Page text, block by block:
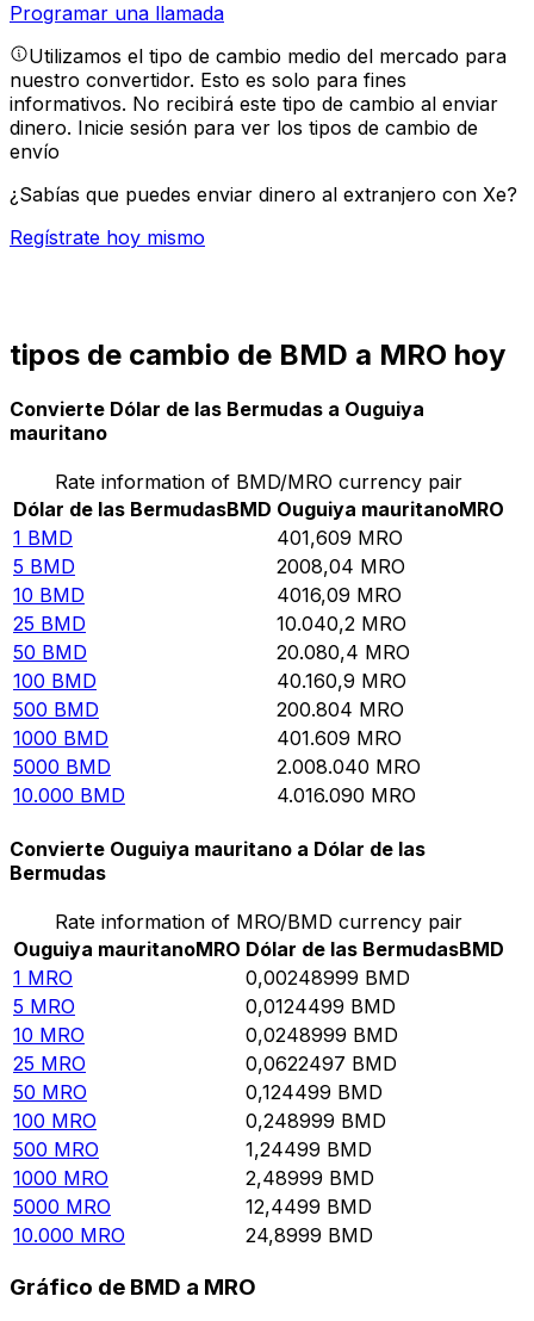
Programar una llamada
Utilizamos el tipo de cambio medio del mercado para
nuestro convertidor. Esto es solo para fines
informativos. No recibirá este tipo de cambio al enviar
dinero. Inicie sesión para ver los tipos de cambio de
envío
¿Sabías que puedes enviar dinero al extranjero con Xe?
Regístrate hoy mismo
tipos de cambio de BMD a MRO hoy
Convierte Dólar de las Bermudas a Ouguiya
mauritano
Rate information of BMD/MRO currency pair
Dólar de las BermudasBMD Ouguiya mauritanoMRO
1 BMD 401,609 MRO
5 BMD 2008,04 MRO
10 BMD 4016,09 MRO
25 BMD 10.040,2 MRO
50 BMD 20.080,4 MRO
100 BMD 40.160,9 MRO
500 BMD 200.804 MRO
1000 BMD 401.609 MRO
5000 BMD 2.008.040 MRO
10.000 BMD 4.016.090 MRO
Convierte Ouguiya mauritano a Dólar de las
Bermudas
Rate information of MRO/BMD currency pair
Ouguiya mauritanoMRO Dólar de las BermudasBMD
1 MRO 0,00248999 BMD
5 MRO 0,0124499 BMD
10 MRO 0,0248999 BMD
25 MRO 0,0622497 BMD
50 MRO 0,124499 BMD
100 MRO 0,248999 BMD
500 MRO 1,24499 BMD
1000 MRO 2,48999 BMD
5000 MRO 12,4499 BMD
10.000 MRO 24,8999 BMD
Gráfico de BMD a MRO